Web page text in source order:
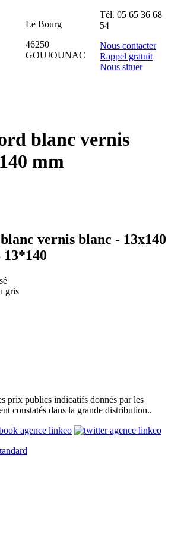
Le Bourg
46250
GOUJOUNAC
Tél. 05 65 36 68
54
Nous contacter
Rappel gratuit
Nous situer
blanc vernis
mm
vernis blanc - 13x140
gris
prix publics indicatifs donnés par les
constatés dans la grande distribution..